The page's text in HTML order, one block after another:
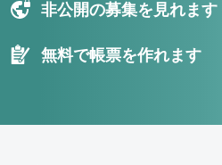
非公開の募集を見れます
無料で帳票を作れます